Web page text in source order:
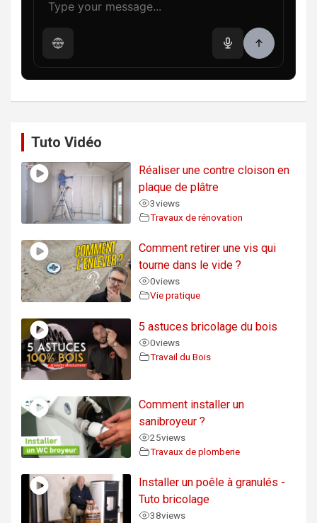
Tuto Vidéo
Réaliser une contre cloison en
plaque de plâtre
3views
Travaux de rénovation
Comment retirer une vis qui
tourne dans le vide ?
0views
Vie pratique
5 astuces bricolage du bois
0views
Travail du Bois
Comment installer un
sanibroyeur ?
25views
Travaux de plomberie
Installer un poêle à granulés -
Tuto bricolage
38views